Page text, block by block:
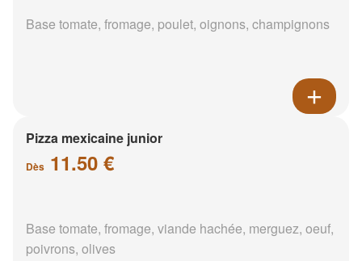
Base tomate, fromage, poulet, oignons, champignons
Pizza mexicaine junior
Dès 11.50 €
Base tomate, fromage, viande hachée, merguez, oeuf,
poivrons, olives